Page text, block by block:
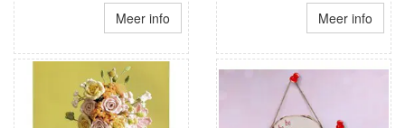
Meer info Meer info